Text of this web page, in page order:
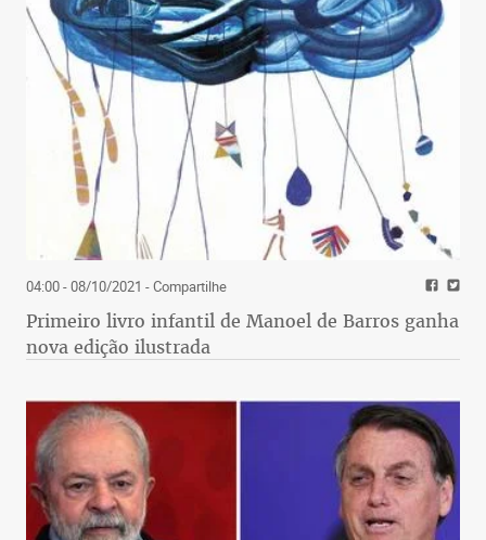
04:00 - 08/10/2021 - Compartilhe
Primeiro livro infantil de Manoel de Barros ganha
nova edição ilustrada